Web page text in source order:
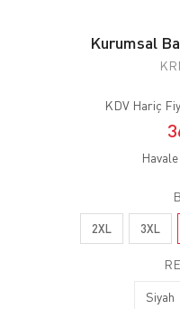
Kurumsal
KDV Hariç
2XL 3XL